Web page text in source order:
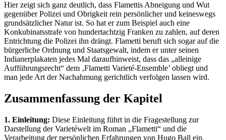
Hier zeigt sich ganz deutlich, dass Flamettis Abneigung und Wut
gegenüber Polizei und Obrigkeit rein persönlicher und keineswegs
grundsätzlicher Natur ist. So hat er zum Beispiel auch eine
Konkubinatsstrafe von hundertachtzig Franken zu zahlen, auf deren
Entrichtung die Polizei ihn drängt. Flametti beruft sich sogar auf die
bürgerliche Ordnung und Staatsgewalt, indem er unter seinen
Indianerplakaten jedes Mal daraufhinweist, dass das „alleinige
Aufführungsrecht“ dem ‚Flametti Varieté-Ensemble’ obliegt und
man jede Art der Nachahmung gerichtlich verfolgen lassen wird.
Zusammenfassung der Kapitel
1. Einleitung: Diese Einleitung führt in die Fragestellung zur
Darstellung der Varietéwelt im Roman „Flametti“ und die
Verarbeitung der persönlichen Erfahrungen von Hugo Ball ein.